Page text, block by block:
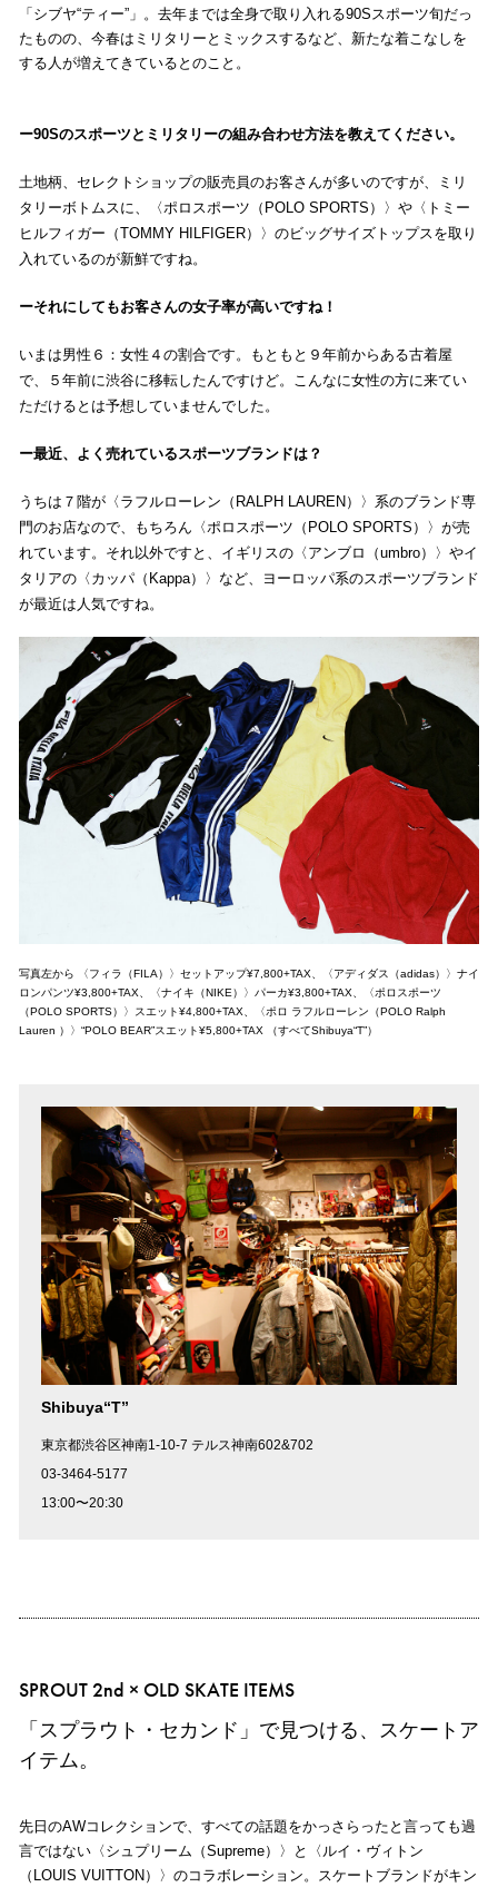
「シブヤ“ティー”」。去年までは全身で取り入れる90Sスポーツ旬だっ
たものの、今春はミリタリーとミックスするなど、新たな着こなしを
する人が増えてきているとのこと。
90Sのスポーツとミリタリーの組み合わせ方法を教えてください。
土地柄、セレクトショップの販売員のお客さんが多いのですが、ミリ
タリーボトムスに、〈ポロスポーツ（POLO SPORTS）〉や〈トミー
ヒルフィガー（TOMMY HILFIGER）〉のビッグサイズトップスを取り
入れているのが新鮮ですね。
それにしてもお客さんの女子率が高いですね！
いまは男性６：女性４の割合です。もともと９年前からある古着屋
で、５年前に渋谷に移転したんですけど。こんなに女性の方に来てい
ただけるとは予想していませんでした。
最近、よく売れているスポーツブランドは？
うちは７階が〈ラフルローレン（RALPH LAUREN）〉系のブランド専
門のお店なので、もちろん〈ポロスポーツ（POLO SPORTS）〉が売
れています。それ以外ですと、イギリスの〈アンブロ（umbro）〉やイ
タリアの〈カッパ（Kappa）〉など、ヨーロッパ系のスポーツブランド
が最近は人気ですね。
写真左から 〈フィラ（FILA）〉セットアップ¥7,800+TAX、〈アディダス（adidas）〉ナイ
ロンパンツ¥3,800+TAX、〈ナイキ（NIKE）〉パーカ¥3,800+TAX、〈ポロスポーツ
（POLO SPORTS）〉スエット¥4,800+TAX、〈ポロ ラフルローレン（POLO Ralph
Lauren ）〉“POLO BEAR”スエット¥5,800+TAX （すべてShibuya“T”）
Shibuya“T”
東京都渋谷区神南1-10-7 テルス神南602&702
03-3464-5177
13:00〜20:30
SPROUT 2nd × OLD SKATE ITEMS
「スプラウト・セカンド」で見つける、スケートア
イテム。
先日のAWコレクションで、すべての話題をかっさらったと言っても過
言ではない〈シュプリーム（Supreme）〉と〈ルイ・ヴィトン
（LOUIS VUITTON）〉のコラボレーション。スケートブランドがキン